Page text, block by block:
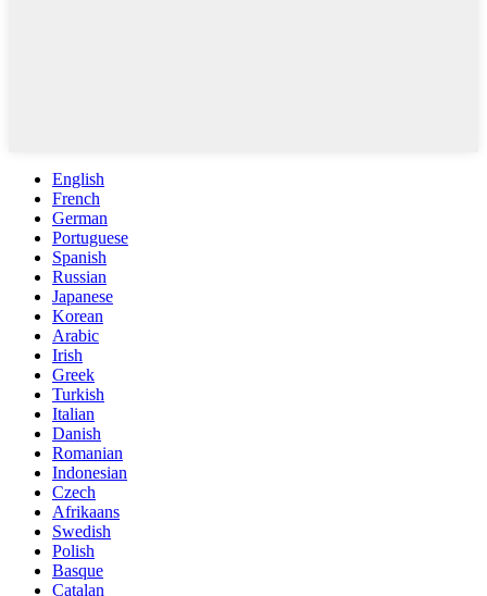
English
French
German
Portuguese
Spanish
Russian
Japanese
Korean
Arabic
Irish
Greek
Turkish
Italian
Danish
Romanian
Indonesian
Czech
Afrikaans
Swedish
Polish
Basque
Catalan